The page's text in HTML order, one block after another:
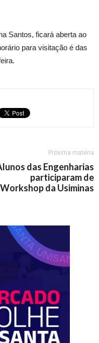
Santos, ficará aberta ao
para visitação é das
Próxima matéria
das Engenharias
participaram de
Workshop da Usiminas